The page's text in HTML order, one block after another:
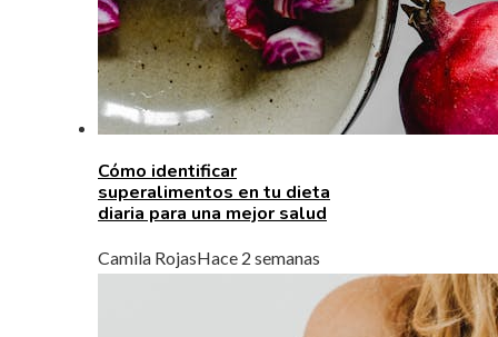
Cómo identificar
superalimentos en tu dieta
diaria para una mejor salud
Camila RojasHace 2 semanas